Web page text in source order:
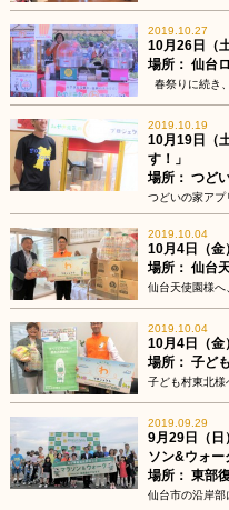
2019.10.27
10月26日（
場所： 仙台
春祭りに続き
2019.10.19
10月19日（
す！」
場所： つど
つどいの家アプ
2019.10.04
10月4日（金
場所： 仙台
仙台天使園様へ
2019.10.04
10月4日（金
場所： 子ど
子ども村東北様
2019.09.29
9月29日（日
ソン&ウォー
場所： 東部
仙台市の沿岸部